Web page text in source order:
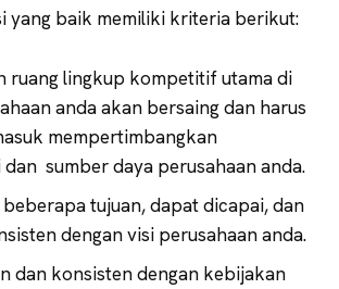
yang baik memiliki kriteria berikut:
ruang lingkup kompetitif utama di
anda akan bersaing dan harus
mempertimbangkan
sumber daya perusahaan anda.
tujuan, dapat dicapai, dan
dengan visi perusahaan anda.
dan konsisten dengan kebijakan